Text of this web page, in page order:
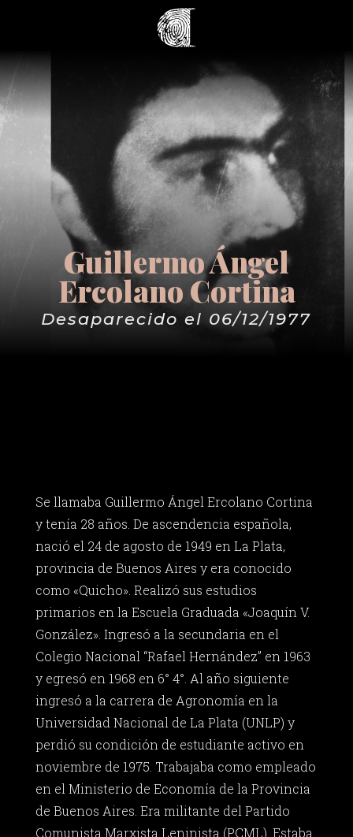
Guillermo Ángel
Ercolano Cortina
Desaparecido el 06/12/1977
Se llamaba Guillermo Ángel Ercolano Cortina
y tenía 28 años. De ascendencia española,
nació el 24 de agosto de 1949 en La Plata,
provincia de Buenos Aires y era conocido
como «Quicho». Realizó sus estudios
primarios en la Escuela Graduada «Joaquín V.
González». Ingresó a la secundaria en el
Colegio Nacional “Rafael Hernández” en 1963
y egresó en 1968 en 6° 4°. Al año siguiente
ingresó a la carrera de Agronomía en la
Universidad Nacional de La Plata (UNLP) y
perdió su condición de estudiante activo en
noviembre de 1975. Trabajaba como empleado
en el Ministerio de Economía de la Provincia
de Buenos Aires. Era militante del Partido
Comunista Marxista Leninista (PCML). Estaba